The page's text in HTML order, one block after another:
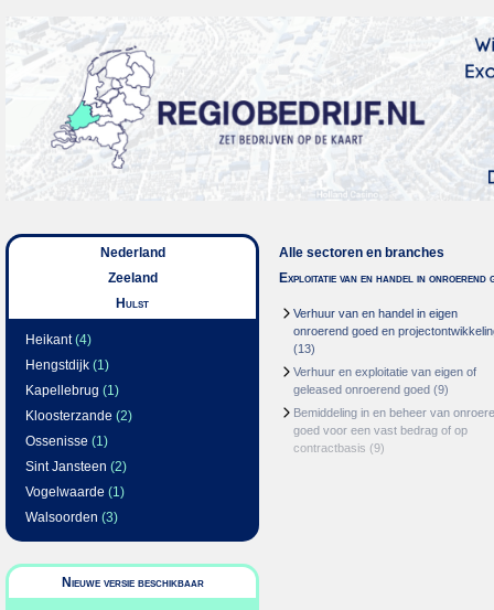
Nederland
Zeeland
Hulst
Heikant(4)
Hengstdijk (1)
Kapellebrug (1)
Kloosterzande (2)
Ossenisse (1)
Sint Jansteen (2)
Vogelwaarde (1)
Walsoorden (3)
Nieuwe versie beschikbaar
Alle sectoren en branches
Exploitatie van en handel in onroerend
Verhuur van en handel in eigen
onroerend goed en
(13)
Verhuur en exploitatie van eigen of
geleased onroerend goed (9)
Bemiddeling in en beheer van
goed voor een vast bedrag of op
contractbasis (9)